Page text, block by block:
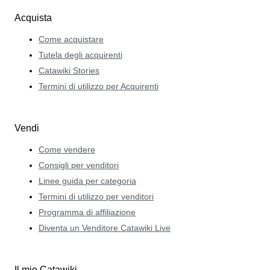
Acquista
Come acquistare
Tutela degli acquirenti
Catawiki Stories
Termini di utilizzo per Acquirenti
Vendi
Come vendere
Consigli per venditori
Linee guida per categoria
Termini di utilizzo per venditori
Programma di affiliazione
Diventa un Venditore Catawiki Live